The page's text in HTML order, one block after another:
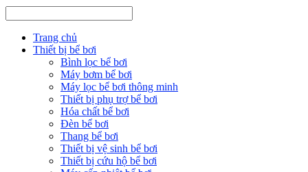
Trang chủ
Thiết bị bể bơi
Bình lọc bể bơi
Máy bơm bể bơi
Máy lọc bể bơi thông minh
Thiết bị phụ trợ bể bơi
Hóa chất bể bơi
Đèn bể bơi
Thang bể bơi
Thiết bị vệ sinh bể bơi
Thiết bị cứu hộ bể bơi